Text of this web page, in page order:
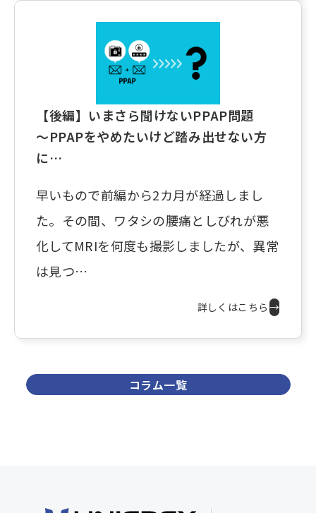
【後編】いまさら聞けないPPAP問題
～PPAPをやめたいけど踏み出せない方
に…
早いもので前編から2カ月が経過しまし
た。その間、ワタシの腰痛としびれが悪
化してMRIを何度も撮影しましたが、異常
は見つ…
詳しくはこちら →
コラム一覧